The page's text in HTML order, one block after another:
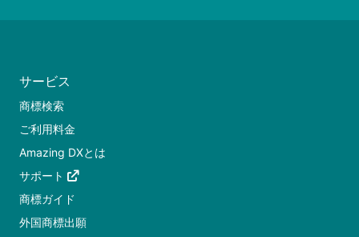
サービス
商標検索
ご利用料金
Amazing DXとは
サポート
商標ガイド
外国商標出願